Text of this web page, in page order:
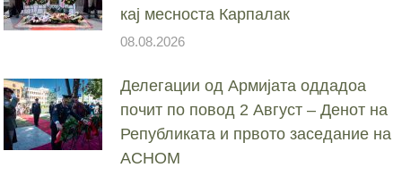
кај месноста Карпалак
08.08.2026
Делегации од Армијата оддадоа
почит по повод 2 Август – Денот на
Републиката и првото заседание на
АСНОМ